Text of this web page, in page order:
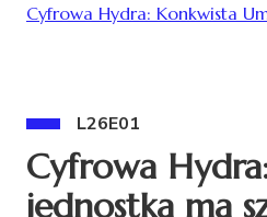
Cyfrowa Hydra: Konkwista
L26E01
Cyfrowa
jednostka ma